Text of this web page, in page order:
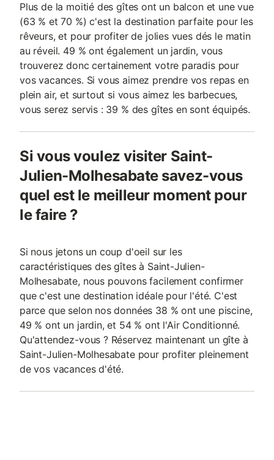
Plus de la moitié des gîtes ont un balcon et une vue
(63 % et 70 %) c'est la destination parfaite pour les
rêveurs, et pour profiter de jolies vues dés le matin
au réveil. 49 % ont également un jardin, vous
trouverez donc certainement votre paradis pour
vos vacances. Si vous aimez prendre vos repas en
plein air, et surtout si vous aimez les barbecues,
vous serez servis : 39 % des gîtes en sont équipés.
Si vous voulez visiter Saint-
Julien-Molhesabate savez-vous
quel est le meilleur moment pour
le faire ?
Si nous jetons un coup d'oeil sur les
caractéristiques des gîtes à Saint-Julien-
Molhesabate, nous pouvons facilement confirmer
que c'est une destination idéale pour l'été. C'est
parce que selon nos données 38 % ont une piscine,
49 % ont un jardin, et 54 % ont l'Air Conditionné.
Qu'attendez-vous ? Réservez maintenant un gîte à
Saint-Julien-Molhesabate pour profiter pleinement
de vos vacances d'été.